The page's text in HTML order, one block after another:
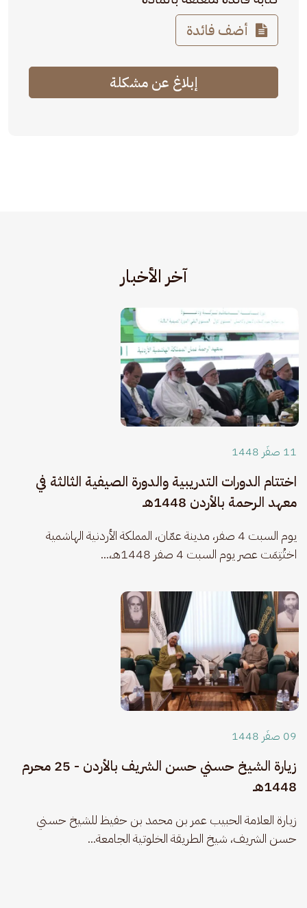
أضف فائدة
إبلاغ عن مشكلة
آخر الأخبار
11 صفَر 1448
اختتام الدورات التدريبية والدورة الصيفية الثالثة في
معهد الرحمة بالأردن 1448هـ
يوم السبت 4 صفر، مدينة عمّان، المملكة الأردنية الهاشمية
اختُتِمَت عصر يوم السبت 4 صفر 1448هـ،...
09 صفَر 1448
زيارة الشيخ حسني حسن الشريف بالأردن - 25 محرم
1448هـ
زيارة العلامة الحبيب عمر بن محمد بن حفيظ للشيخ حسني
حسن الشريف، شيخ الطريقة الخلوتية الجامعة...